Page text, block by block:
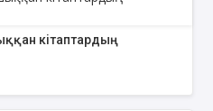
кітаптардың